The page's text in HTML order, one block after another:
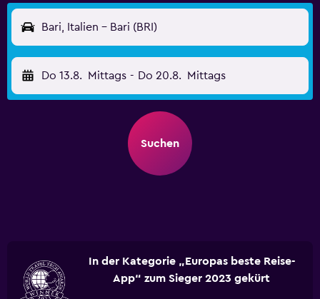
Bari, Italien - Bari (BRI)
Do 13.8. Mittags - Do 20.8. Mittags
Suchen
In der Kategorie „Europas beste Reise-
App“ zum Sieger 2023 gekürt